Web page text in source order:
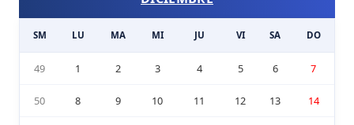
SM LU MA MI JU VI SA DO
49 1 2 3 4 5 6 7
50 8 9 10 11 12 13 14